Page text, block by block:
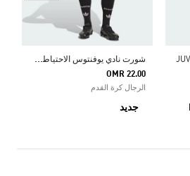
ش
ورت نادي يوفنتوس الاحتياطي لموسم 26/27
OMR 22.00
الرجال كرة القدم
جديد